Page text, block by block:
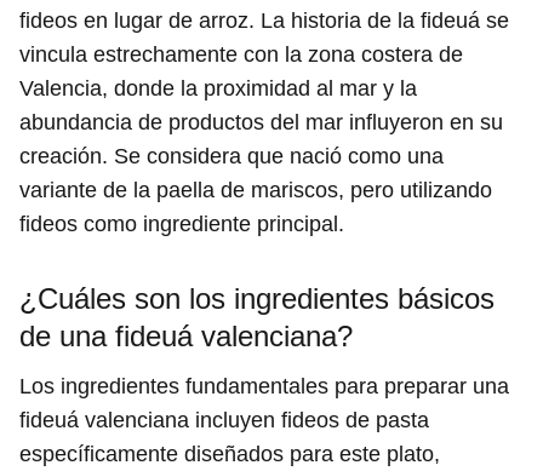
fideos en lugar de arroz. La historia de la fideuá se
vincula estrechamente con la zona costera de
Valencia, donde la proximidad al mar y la
abundancia de productos del mar influyeron en su
creación. Se considera que nació como una
variante de la paella de mariscos, pero utilizando
fideos como ingrediente principal.
¿Cuáles son los ingredientes básicos
de una fideuá valenciana?
Los ingredientes fundamentales para preparar una
fideuá valenciana incluyen fideos de pasta
específicamente diseñados para este plato,